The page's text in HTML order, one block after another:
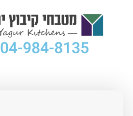
04-984-8135